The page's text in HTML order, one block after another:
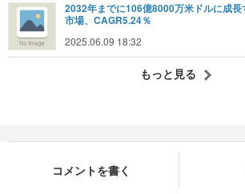
2032年までに106億8000万米ドルに成長
市場、CAGR5.24％
2025.06.09 18:32
もっと見る
コメントを書く